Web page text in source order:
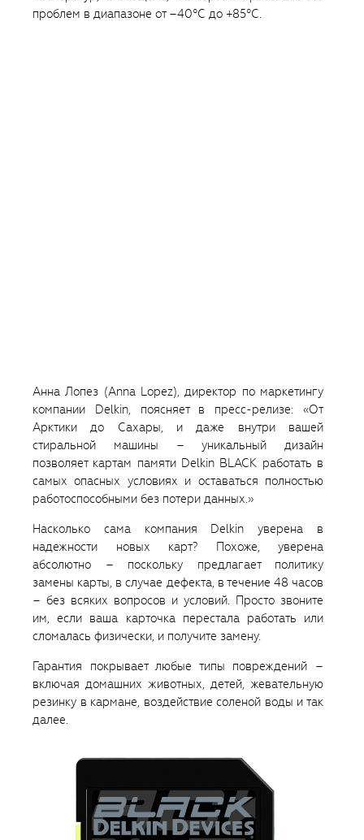
проблем в диапазоне от –40°C до +85°C.
Анна Лопез (Anna Lopez), директор по маркетингу
компании Delkin, поясняет в пресс-релизе: «От
Арктики до Сахары, и даже внутри вашей
стиральной машины – уникальный дизайн
позволяет картам памяти Delkin BLACK работать в
самых опасных условиях и оставаться полностью
работоспособными без потери данных.»
Насколько сама компания Delkin уверена в
надежности новых карт? Похоже, уверена
абсолютно – поскольку предлагает политику
замены карты, в случае дефекта, в течение 48 часов
– без всяких вопросов и условий. Просто звоните
им, если ваша карточка перестала работать или
сломалась физически, и получите замену.
Гарантия покрывает любые типы повреждений –
включая домашних животных, детей, жевательную
резинку в кармане, воздействие соленой воды и так
далее.